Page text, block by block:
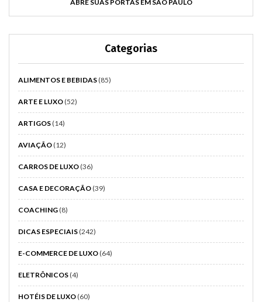
ABRE SUAS PORTAS EM SÃO PAULO
Categorias
ALIMENTOS E BEBIDAS(85)
ARTE E LUXO(52)
ARTIGOS(14)
AVIAÇÃO(12)
CARROS DE LUXO(36)
CASA E DECORAÇÃO(39)
COACHING(8)
DICAS ESPECIAIS(242)
E-COMMERCE DE LUXO(64)
ELETRÔNICOS(4)
HOTÉIS DE LUXO(60)